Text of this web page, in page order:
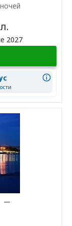
2027